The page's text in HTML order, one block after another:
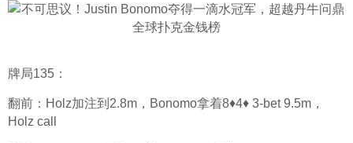
牌局135：
翻前：Holz加注到2.8m，Bonomo拿着8♦4♦ 3-bet 9.5m，
Holz call